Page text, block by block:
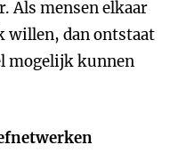
Als mensen elkaar
willen, dan ontstaat
mogelijk kunnen